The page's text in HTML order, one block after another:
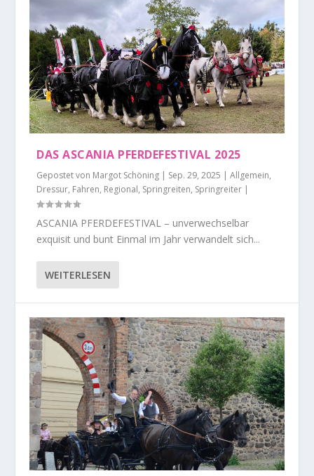
DAS ASCANIA PFERDEFESTIVAL 2025
Gepostet von Margot Schöning | Sep. 29, 2025 |Allgemein,
Dressur, Fahren, Regional, Springreiten, Springreiter |
ASCANIA PFERDEFESTIVAL – unverwechselbar
exquisit und bunt Einmal im Jahr verwandelt sich...
WEITERLESEN